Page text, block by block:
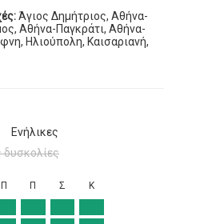
Άγιος Δημήτριος, Αθήνα-
Αθήνα-Παγκράτι, Αθήνα-
Ηλιούπολη, Καισαριανή,
Ενήλικες
δυσκολίες
Π Π Σ Κ